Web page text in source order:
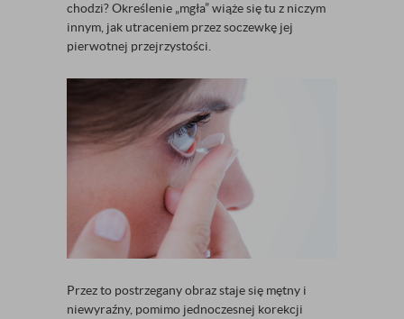
chodzi? Określenie „mgła” wiąże się tu z niczym
innym, jak utraceniem przez soczewkę jej
pierwotnej przejrzystości.
Przez to postrzegany obraz staje się mętny i
niewyraźny, pomimo jednoczesnej korekcji